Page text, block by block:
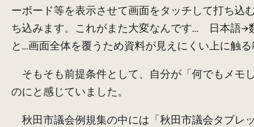
ーボード等を表示させて画面をタッチして打ち込
ち込みます。これがまた大変なんです… 日本語→
と…画面全体を覆うため資料が見えにくい上に触
そもそも前提条件として、自分が「何でもメモ
のにと感じていました。
秋田市議会例規集の中には「秋田市議会タブレ